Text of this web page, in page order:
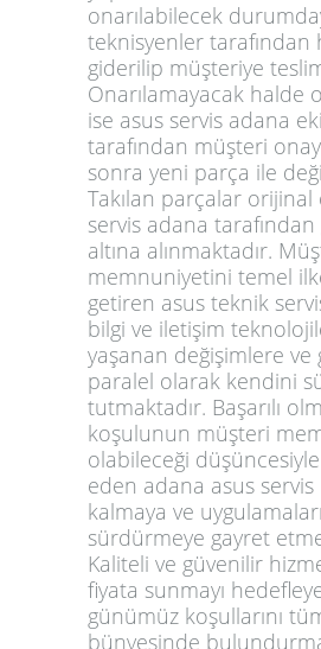
onarılabilecek
teknisyenler tarafından
giderilip müşteriye
Onarılamayacak halde
ise asus servis adana
tarafından müşteri
sonra yeni parça ile
Takılan parçalar orijinal
servis adana
altına alınmaktadır.
memnuniyetini temel
getiren asus teknik
bilgi ve iletişim
yaşanan değişimlere ve
paralel olarak kendini
tutmaktadır. Başarılı
koşulunun müşteri
olabileceği
eden adana asus servis
kalmaya ve
sürdürmeye gayret
Kaliteli ve güvenilir
fiyata sunmayı
günümüz koşullarını
bünyesinde